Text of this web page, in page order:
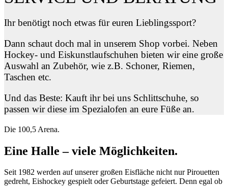
Ihr benötigt noch etwas für euren Lieblingssport?
Dann schaut doch mal in unserem Shop vorbei. Neben
Hockey- und Eiskunstlaufschuhen bieten wir eine große
Auswahl an Zubehör, wie z.B. Schoner, Riemen,
Taschen etc.
Und das Beste: Kauft ihr bei uns Schlittschuhe, so
passen wir diese im Spezialofen an eure Füße an.
Die 100,5 Arena.
Eine Halle – viele Möglichkeiten.
Seit 1982 werden auf unserer großen Eisfläche nicht nur Pirouetten
gedreht, Eishockey gespielt oder Geburtstage gefeiert. Denn egal ob